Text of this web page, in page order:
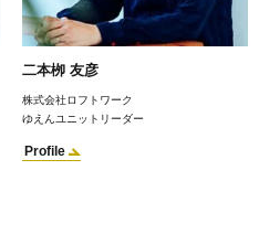
二本栁 友彦
株式会社ロフトワーク
ゆえんユニットリーダー
Profile